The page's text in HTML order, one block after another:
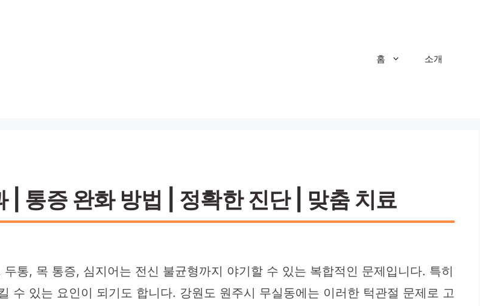
홈 소개
| 통증 완화 방법 | 정확한 진단 | 맞춤 치료
통, 목 통증, 심지어는 전신 불균형까지 야기할 수 있는 복합적인 문제입니다. 특히
수 있는 요인이 되기도 합니다. 강원도 원주시 무실동에는 이러한 턱관절 문제로 고